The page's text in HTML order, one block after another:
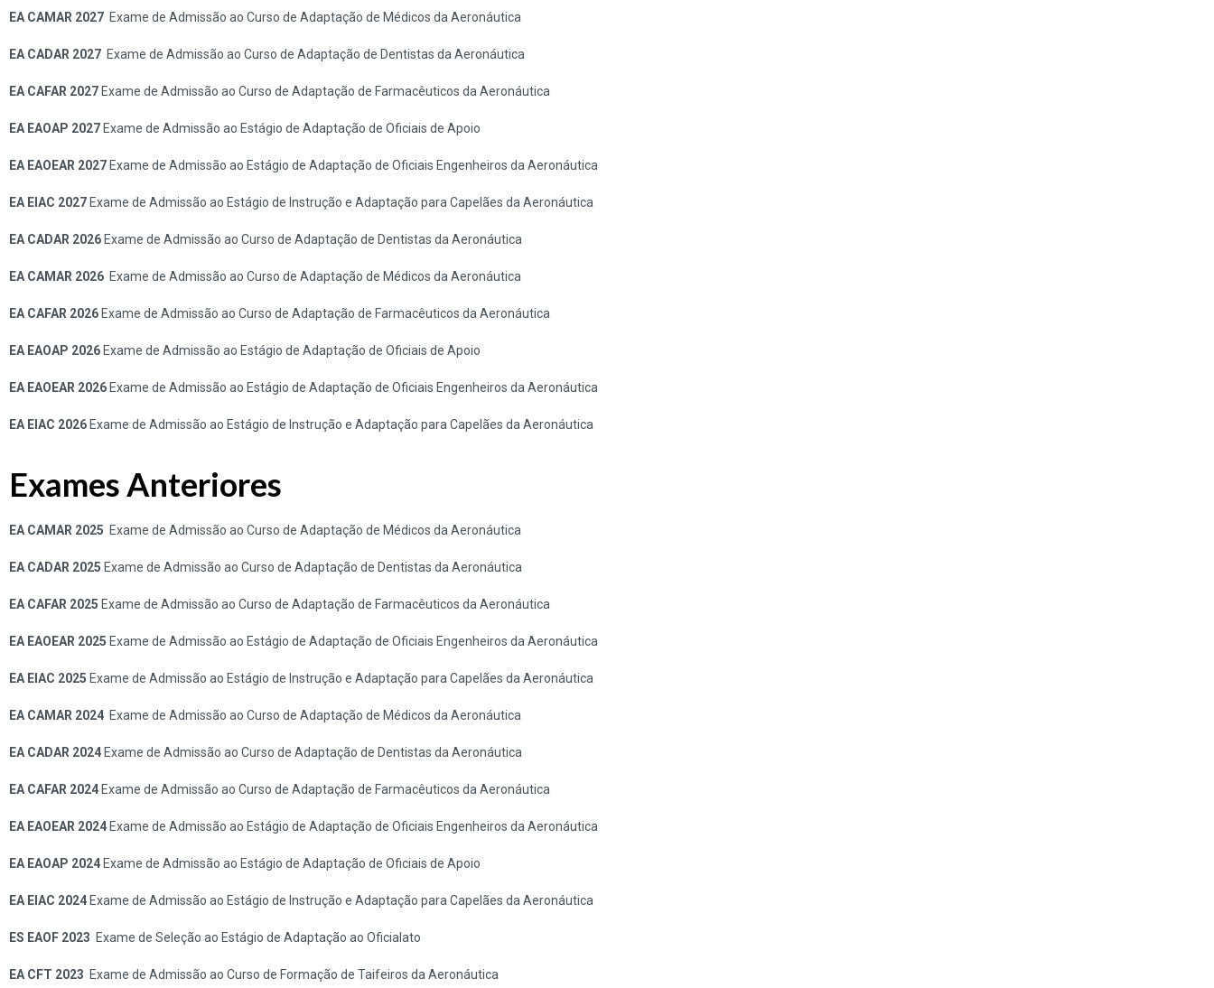
EA CAMAR 2027 Exame de Admissão ao Curso de Adaptação de Médicos da Aeronáutica
EA CADAR 2027 Exame de Admissão ao Curso de Adaptação de Dentistas da Aeronáutica
EA CAFAR 2027 Exame de Admissão ao Curso de Adaptação de Farmacêuticos da Aeronáutica
EA EAOAP 2027 Exame de Admissão ao Estágio de Adaptação de Oficiais de Apoio
EA EAOEAR 2027 Exame de Admissão ao Estágio de Adaptação de Oficiais Engenheiros da Aeronáutica
EA EIAC 2027 Exame de Admissão ao Estágio de Instrução e Adaptação para Capelães da Aeronáutica
EA CADAR 2026 Exame de Admissão ao Curso de Adaptação de Dentistas da Aeronáutica
EA CAMAR 2026 Exame de Admissão ao Curso de Adaptação de Médicos da Aeronáutica
EA CAFAR 2026 Exame de Admissão ao Curso de Adaptação de Farmacêuticos da Aeronáutica
EA EAOAP 2026 Exame de Admissão ao Estágio de Adaptação de Oficiais de Apoio
EA EAOEAR 2026 Exame de Admissão ao Estágio de Adaptação de Oficiais Engenheiros da Aeronáutica
EA EIAC 2026 Exame de Admissão ao Estágio de Instrução e Adaptação para Capelães da Aeronáutica
Exames Anteriores
EA CAMAR 2025 Exame de Admissão ao Curso de Adaptação de Médicos da Aeronáutica
EA CADAR 2025 Exame de Admissão ao Curso de Adaptação de Dentistas da Aeronáutica
EA CAFAR 2025 Exame de Admissão ao Curso de Adaptação de Farmacêuticos da Aeronáutica
EA EAOEAR 2025 Exame de Admissão ao Estágio de Adaptação de Oficiais Engenheiros da Aeronáutica
EA EIAC 2025 Exame de Admissão ao Estágio de Instrução e Adaptação para Capelães da Aeronáutica
EA CAMAR 2024 Exame de Admissão ao Curso de Adaptação de Médicos da Aeronáutica
EA CADAR 2024 Exame de Admissão ao Curso de Adaptação de Dentistas da Aeronáutica
EA CAFAR 2024 Exame de Admissão ao Curso de Adaptação de Farmacêuticos da Aeronáutica
EA EAOEAR 2024 Exame de Admissão ao Estágio de Adaptação de Oficiais Engenheiros da Aeronáutica
EA EAOAP 2024 Exame de Admissão ao Estágio de Adaptação de Oficiais de Apoio
EA EIAC 2024 Exame de Admissão ao Estágio de Instrução e Adaptação para Capelães da Aeronáutica
ES EAOF 2023 Exame de Seleção ao Estágio de Adaptação ao Oficialato
EA CFT 2023 Exame de Admissão ao Curso de Formação de Taifeiros da Aeronáutica